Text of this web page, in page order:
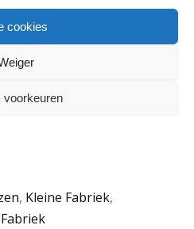
cookies
voorkeuren
kinderkleding toen
van volwassen
dat zo dicht bij
te vinden.”
, Kleine Fabriek,